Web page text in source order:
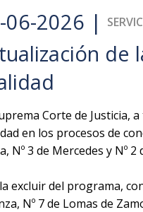
06-2026 |
de
Corte de Justicia,
en los procesos de
Nº 3 de Mercedes y Nº
excluir del programa,
Nº 7 de Lomas de